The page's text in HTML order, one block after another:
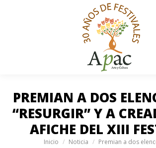
PREMIAN A DOS
“RESURGIR” Y A
AFICHE DEL XIII
Estás aquí:
Inicio Noticia Premian a dos